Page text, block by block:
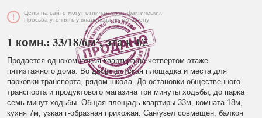
Цены на сайте могут отличаться от фактических
Просьба уточнять у владельца по телефону
1 комн.: 33/18/6м², этаж 4/5
Продается однокомнатная квартира на четвертом этаже
пятиэтажного дома. Во дворе детская площадка и места для
парковки транспорта, рядом школа. До остановки общественного
транспорта и продуктового магазина три минуты ходьбы, до парка
семь минут ходьбы. Общая площадь квартиры 33м, комната 18м,
кухня 7м, узкая г-образная прихожая. Сан/узел совмещен, балкон